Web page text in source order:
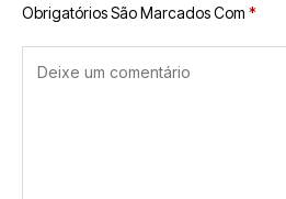
Obrigatórios São Marcados Com *